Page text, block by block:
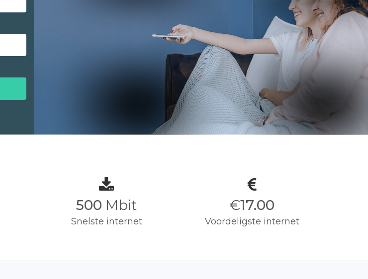
500 Mbit
Snelste internet
€17.00
Voordeligste internet